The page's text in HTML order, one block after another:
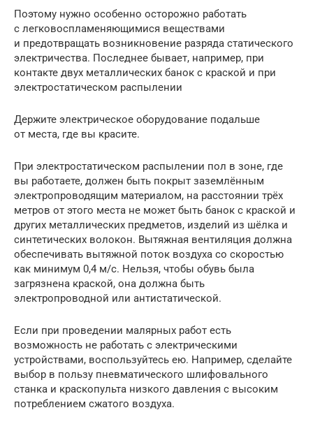
Поэтому нужно особенно осторожно работать
с легковоспламеняющимися веществами
и предотвращать возникновение разряда статического
электричества. Последнее бывает, например, при
контакте двух металлических банок с краской и при
электростатическом распылении
Держите электрическое оборудование подальше
от места, где вы красите.
При электростатическом распылении пол в зоне, где
вы работаете, должен быть покрыт заземлённым
электропроводящим материалом, на расстоянии трёх
метров от этого места не может быть банок с краской и
других металлических предметов, изделий из шёлка и
синтетических волокон. Вытяжная вентиляция должна
обеспечивать вытяжной поток воздуха со скоростью
как минимум 0,4 м/с. Нельзя, чтобы обувь была
загрязнена краской, она должна быть
электропроводной или антистатической.
Если при проведении малярных работ есть
возможность не работать с электрическими
устройствами, воспользуйтесь ею. Например, сделайте
выбор в пользу пневматического шлифовального
станка и краскопульта низкого давления с высоким
потреблением сжатого воздуха.